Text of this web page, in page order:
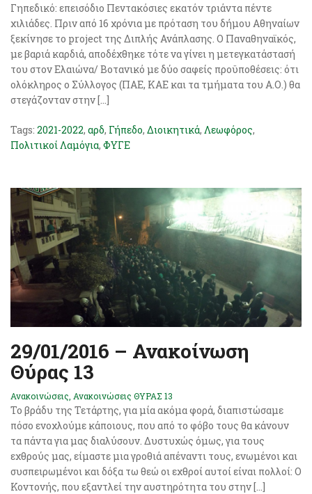
Γηπεδικό: επεισόδιο Πεντακόσιες εκατόν τριάντα πέντε
χιλιάδες. Πριν από 16 χρόνια με πρόταση του δήμου Αθηναίων
ξεκίνησε το project της Διπλής Ανάπλασης. Ο Παναθηναϊκός,
με βαριά καρδιά, αποδέχθηκε τότε να γίνει η μετεγκατάστασή
του στον Ελαιώνα/ Βοτανικό με δύο σαφείς προϋποθέσεις: ότι
ολόκληρος ο Σύλλογος (ΠΑΕ, ΚΑΕ και τα τμήματα του Α.Ο.) θα
στεγάζονταν στην […]
Tags: 2021-2022, αρδ, Γήπεδο, Διοικητικά, Λεωφόρος,
Πολιτικοί Λαμόγια, ΦΥΓΕ
29/01/2016 – Ανακοίνωση
Θύρας 13
Ανακοινώσεις Ανακοινώσεις ΘΥΡΑΣ 13
Το βράδυ της Τετάρτης, για μία ακόμα φορά, διαπιστώσαμε
πόσο ενοχλούμε κάποιους, που από το φόβο τους θα κάνουν
τα πάντα για μας διαλύσουν. Δυστυχώς όμως, για τους
εχθρούς μας, είμαστε μια γροθιά απέναντι τους, ενωμένοι και
συσπειρωμένοι και δόξα τω θεώ οι εχθροί αυτοί είναι πολλοί: Ο
Κοντονής, που εξαντλεί την αυστηρότητα του στην […]